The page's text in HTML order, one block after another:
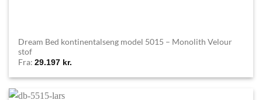
Dream Bed kontinentalseng model 5015 – Monolith Velour
stof
Fra:29.197 kr.